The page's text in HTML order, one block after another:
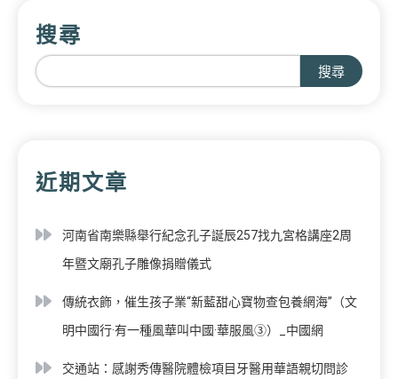
搜尋
搜尋
近期文章
河南省南樂縣舉行紀念孔子誕辰257找九宮格講座2周
年暨文廟孔子雕像捐贈儀式
傳統衣飾，催生孩子業“新藍甜心寶物查包養網海”（文
明中國行·有一種風華叫中國·華服風③）_中國網
交通站：感謝秀傳醫院體檢項目牙醫用華語親切問診